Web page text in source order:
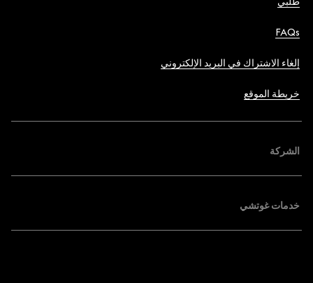
FAQs
إلغاء الاشتراك في البريد الإلكتروني
خريطة الموقع
الشركة
خدمات غوتشي